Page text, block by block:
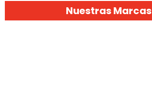
Nuestras Marcas